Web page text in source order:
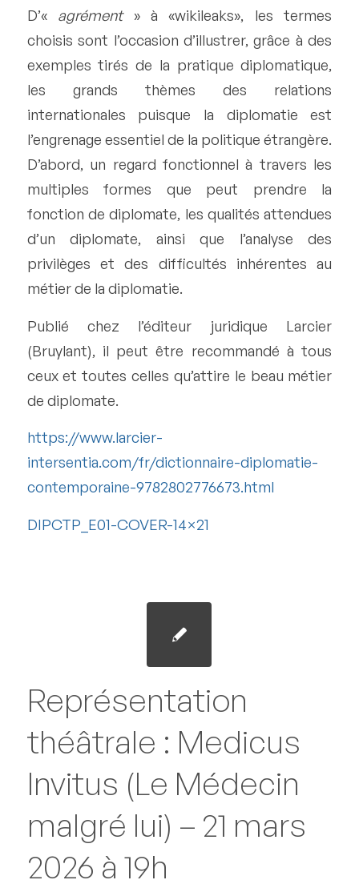
D’«agrément» à «wikileaks», les termes
choisis sont l’occasion d’illustrer, grâce à des
exemples tirés de la pratique diplomatique,
les grands thèmes des relations
internationales puisque la diplomatie est
l’engrenage essentiel de la politique étrangère.
D’abord, un regard fonctionnel à travers les
multiples formes que peut prendre la
fonction de diplomate, les qualités attendues
d’un diplomate, ainsi que l’analyse des
privilèges et des difficultés inhérentes au
métier de la diplomatie.
Publié chez l’éditeur juridique Larcier
(Bruylant), il peut être recommandé à tous
ceux et toutes celles qu’attire le beau métier
de diplomate.
https://www.larcier-
intersentia.com/fr/dictionnaire-diplomatie-
contemporaine-9782802776673.html
DIPCTP_E01-COVER-14×21
Représentation
théâtrale : Medicus
Invitus (Le Médecin
malgré lui) – 21 mars
2026 à 19h